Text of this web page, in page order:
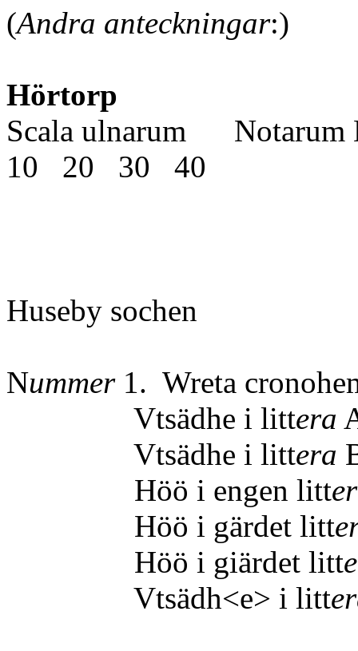
(Andra anteckningar:)
Hörtorp
Scala ulnarum Notarum
10 20 30 40
Huseby sochen
Nummer1. Wreta
Vtsädhe i littera
Vtsädhe i littera
Höö i engen litt
Höö i gärdet litt
Höö i giärdet litt
Vtsädh<e> i litt